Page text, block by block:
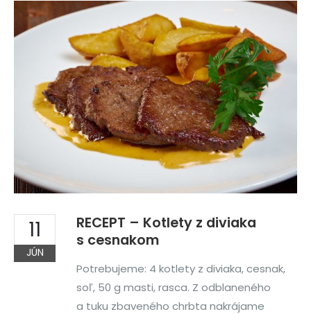
11
JÚN
RECEPT – Kotlety z diviaka
s cesnakom
Potrebujeme: 4 kotlety z diviaka, cesnak,
soľ, 50 g masti, rasca. Z odblaneného
a tuku zbaveného chrbta nakrájame